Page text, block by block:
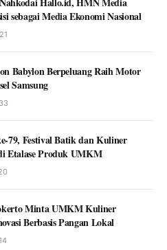
sebagai Media Ekonomi Nasional
Babylon Berpeluang Raih Motor
Samsung
79, Festival Batik dan Kuliner
Etalase Produk UMKM
Minta UMKM Kuliner
Berbasis Pangan Lokal